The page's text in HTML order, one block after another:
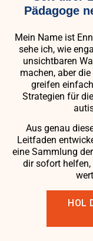
Pädagoge
Mein Name ist
sehe ich, wie
unsichtbaren
machen, aber
greifen
Strategien für
Aus genau
Leitfaden
eine Sammlung
dir sofort helfen,
HOL